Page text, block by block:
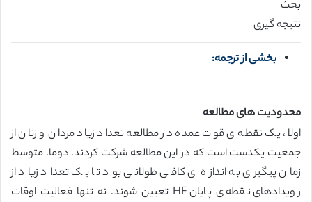
بحث
نتیجه گیری
بخشی از ترجمه:
محدودیت های مطالعه
اولا، یک نقطه ی قوت عمده در مطالعه تعداد زیاد مردان و زنان از
جمعیت یکدست است که در این مطالعه شرکت کردند. دوما، متوسط
زمان پیگیری به اندازه ی کافی طولانی بود تا یک تعداد زیاد از
رویدادهای نقطه ی پایان HF تعیین شوند. نه تنها فعالیت اوقات